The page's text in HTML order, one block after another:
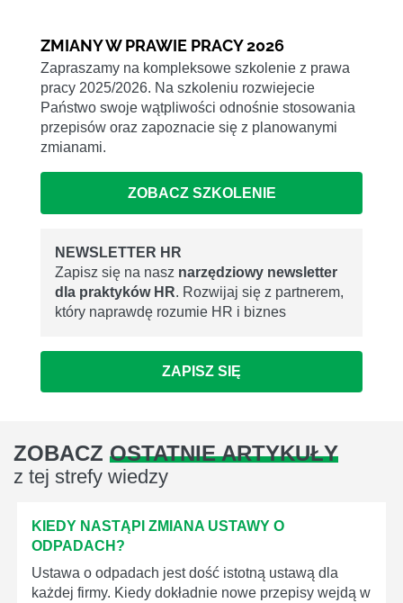
ZMIANY W PRAWIE PRACY 2026
Zapraszamy na kompleksowe szkolenie z prawa
pracy 2025/2026. Na szkoleniu rozwiejecie
Państwo swoje wątpliwości odnośnie stosowania
przepisów oraz zapoznacie się z planowanymi
zmianami.
ZOBACZ SZKOLENIE
NEWSLETTER HR
Zapisz się na nasz narzędziowy newsletter
dla praktyków HR. Rozwijaj się z partnerem,
który naprawdę rozumie HR i biznes
ZAPISZ SIĘ
ZOBACZ OSTATNIE ARTYKUŁY
z tej strefy wiedzy
KIEDY NASTĄPI ZMIANA USTAWY O
ODPADACH?
Ustawa o odpadach jest dość istotną ustawą dla
każdej firmy. Kiedy dokładnie nowe przepisy wejdą w